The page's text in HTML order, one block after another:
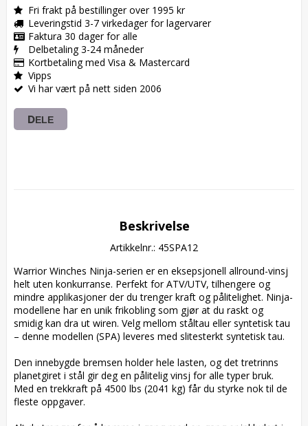
Fri frakt på bestillinger over 1995 kr
Leveringstid 3-7 virkedager for lagervarer
Faktura 30 dager for alle
Delbetaling 3-24 måneder
Kortbetaling med Visa & Mastercard
Vipps
Vi har vært på nett siden 2006
DELE
Beskrivelse
Artikkelnr.: 45SPA12
Warrior Winches Ninja-serien er en eksepsjonell allround-vinsj
helt uten konkurranse. Perfekt for ATV/UTV, tilhengere og
mindre applikasjoner der du trenger kraft og pålitelighet. Ninja-
modellene har en unik frikobling som gjør at du raskt og
smidig kan dra ut wiren. Velg mellom ståltau eller syntetisk tau
– denne modellen (SPA) leveres med slitesterkt syntetisk tau.
Den innebygde bremsen holder hele lasten, og det tretrinns
planetgiret i stål gir deg en pålitelig vinsj for alle typer bruk.
Med en trekkraft på 4500 lbs (2041 kg) får du styrke nok til de
fleste oppgaver.